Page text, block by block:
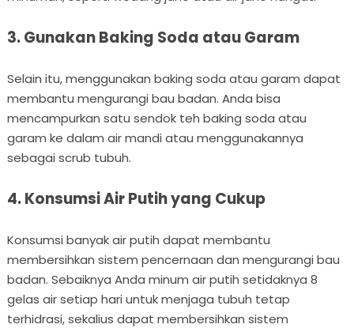
3. Gunakan Baking Soda atau Garam
Selain itu, menggunakan baking soda atau garam dapat
membantu mengurangi bau badan. Anda bisa
mencampurkan satu sendok teh baking soda atau
garam ke dalam air mandi atau menggunakannya
sebagai scrub tubuh.
4. Konsumsi Air Putih yang Cukup
Konsumsi banyak air putih dapat membantu
membersihkan sistem pencernaan dan mengurangi bau
badan. Sebaiknya Anda minum air putih setidaknya 8
gelas air setiap hari untuk menjaga tubuh tetap
terhidrasi, sekalius dapat membersihkan sistem